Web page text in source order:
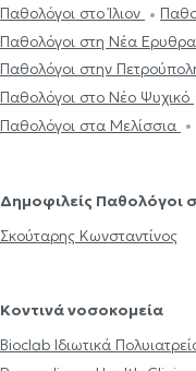
Παθολόγοι στο Ίλιον
Παθολόγοι στη Νέα
Παθολόγοι στην
Παθολόγοι στο Νέο Ψυχικό
Παθολόγοι στα Μελίσσια
Δημοφιλείς
Σκούταρης Κωνσταντίνος
Κοντινά νοσοκομεία
Bioclab Ιδιωτικά